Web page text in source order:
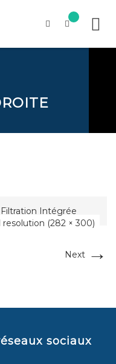
Filtration Intégrée
resolution (282 × 300)
Next →
sociaux